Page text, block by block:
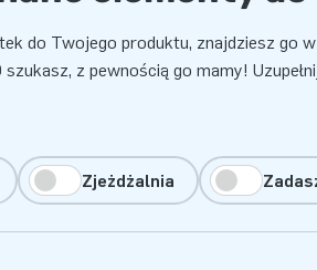
do Twojego produktu, znajdziesz go
szukasz, z pewnością go mamy!
Zjeżdżalnia